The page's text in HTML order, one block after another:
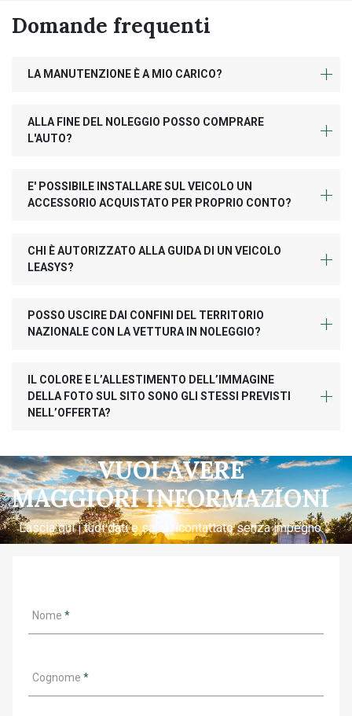
Domande frequenti
LA MANUTENZIONE È A MIO CARICO?
ALLA FINE DEL NOLEGGIO POSSO COMPRARE
L'AUTO?
E' POSSIBILE INSTALLARE SUL VEICOLO UN
ACCESSORIO ACQUISTATO PER PROPRIO CONTO?
CHI È AUTORIZZATO ALLA GUIDA DI UN VEICOLO
LEASYS?
POSSO USCIRE DAI CONFINI DEL TERRITORIO
NAZIONALE CON LA VETTURA IN NOLEGGIO?
IL COLORE E L’ALLESTIMENTO DELL’IMMAGINE
DELLA FOTO SUL SITO SONO GLI STESSI PREVISTI
NELL’OFFERTA?
VUOI AVERE
MAGGIORI INFORMAZIONI
Lascia qui i tuoi dati e sarai ricontattato senza impegno.
Nome *
Cognome *